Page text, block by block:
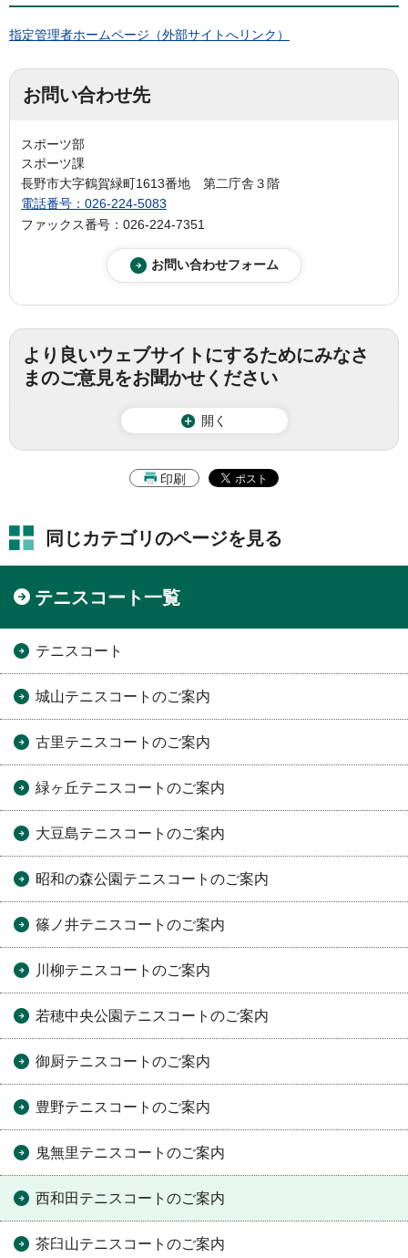
指定管理者ホームページ（外部サイトへリンク）
お問い合わせ先
スポーツ部
スポーツ課
長野市大字鶴賀緑町1613番地 第二庁舎３階
電話番号：026-224-5083
ファックス番号：026-224-7351
より良いウェブサイトにするためにみなさ
まのご意見をお聞かせください
開く
印刷
同じカテゴリのページを見る
テニスコート一覧
テニスコート
城山テニスコートのご案内
古里テニスコートのご案内
緑ヶ丘テニスコートのご案内
大豆島テニスコートのご案内
昭和の森公園テニスコートのご案内
篠ノ井テニスコートのご案内
川柳テニスコートのご案内
若穂中央公園テニスコートのご案内
御厨テニスコートのご案内
豊野テニスコートのご案内
鬼無里テニスコートのご案内
西和田テニスコートのご案内
茶臼山テニスコートのご案内